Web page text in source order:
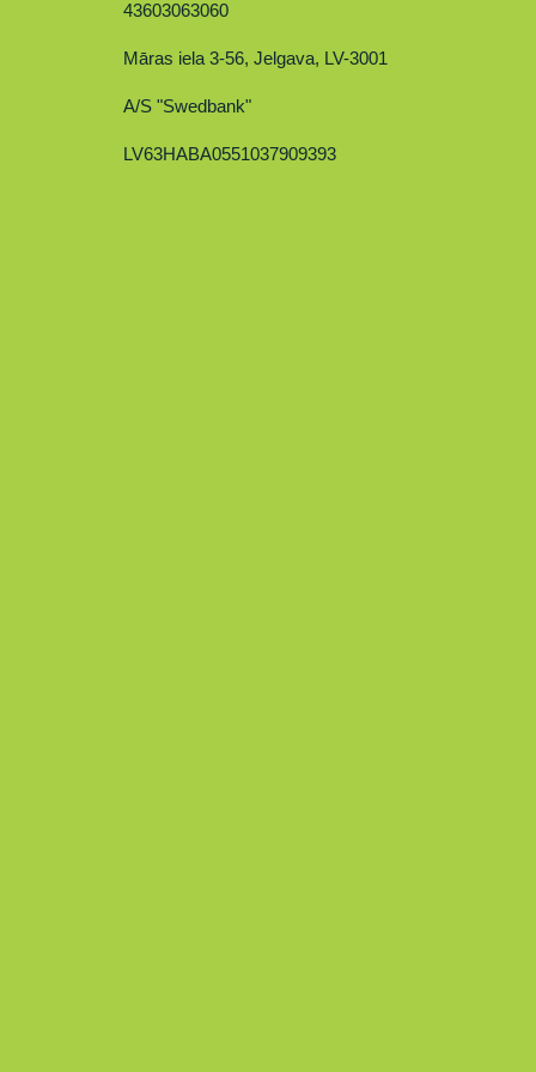
43603063060
Māras iela 3-56, Jelgava, LV-3001
A/S "Swedbank"
LV63HABA0551037909393